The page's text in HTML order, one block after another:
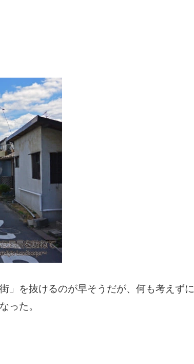
」を抜けるのが早そうだが、何も考えずに
った。